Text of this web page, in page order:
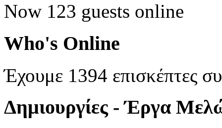
Now 123 guests online
Who's Online
Έχουμε 1394 επισκέπτες
Δημιουργίες - Έργα